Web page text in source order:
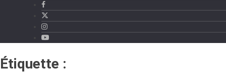
Étiquette :